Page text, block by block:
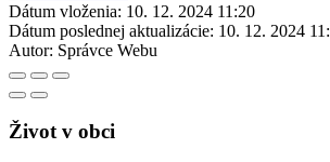
Dátum vloženia: 10. 12. 2024 11:20
Dátum poslednej aktualizácie: 10. 12. 2024
Autor: Správce Webu
Život v obci